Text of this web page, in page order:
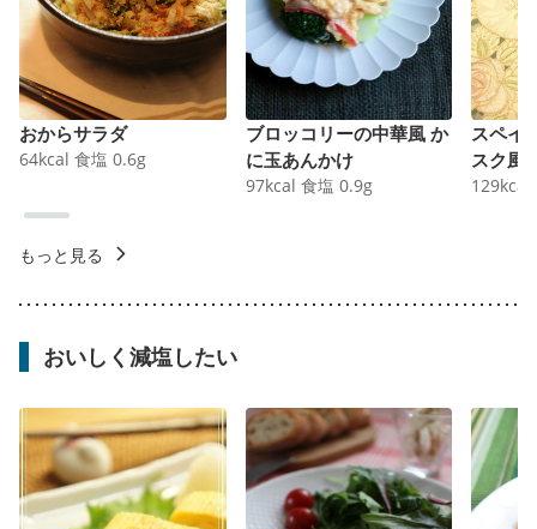
おからサラダ
64kcal 食塩 0.6g
ブロッコリーの中華風 か
に玉あんかけ
97kcal 食塩 0.9g
スペイ
スク風
129kcal
もっと見る
おいしく減塩したい